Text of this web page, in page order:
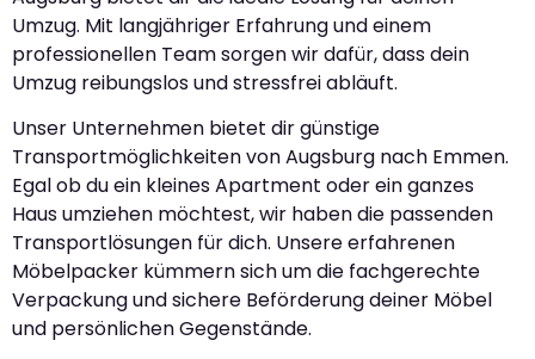
Umzug. Mit langjähriger Erfahrung und einem
professionellen Team sorgen wir dafür, dass dein
Umzug reibungslos und stressfrei abläuft.
Unser Unternehmen bietet dir günstige
Transportmöglichkeiten von Augsburg nach Emmen.
Egal ob du ein kleines Apartment oder ein ganzes
Haus umziehen möchtest, wir haben die passenden
Transportlösungen für dich. Unsere erfahrenen
Möbelpacker kümmern sich um die fachgerechte
Verpackung und sichere Beförderung deiner Möbel
und persönlichen Gegenstände.